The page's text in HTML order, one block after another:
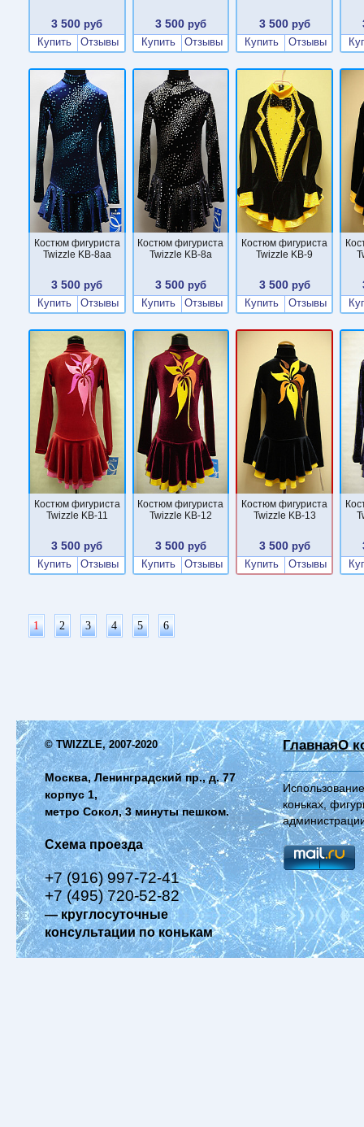
3 500 руб
Купить
Отзывы
3 500 руб
Купить
Отзывы
3 500руб
Купить
Отзывы
Костюм фигуриста
Twizzle KB-8aa
3 500 руб
Купить
Отзывы
Костюм фигуриста
Twizzle KB-8a
3 500 руб
Купить
Отзывы
Костюм фигуриста
Twizzle KB-9
3 500руб
Купить
Отзывы
Костюм фигуриста
Twizzle KB-11
3 500 руб
Купить
Отзывы
Костюм фигуриста
Twizzle KB-12
3 500 руб
Купить
Отзывы
Костюм фигуриста
Twizzle KB-13
3 500руб
Купить
Отзывы
1 2 3 4 5 6
© TWIZZLE, 2007-2020
Москва, Ленинградский пр., д. 77
корпус 1,
метро Сокол, 3 минуты пешком.
Схема проезда
+7 (916) 997-72-41
+7 (495) 720-52-82
— круглосуточные
консультации по конькам
ГлавнаяО
коньках,